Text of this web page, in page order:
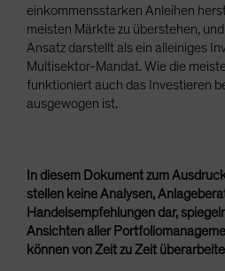
einkommensstarken Anleihen
meisten Märkte zu überstehen,
Ansatz darstellt als ein alleiniges
Multisektor-Mandat. Wie die
funktioniert auch das Investieren
ausgewogen ist.
In diesem Dokument zum
stellen keine Analysen,
Handelsempfehlungen dar,
Ansichten aller
können von Zeit zu Zeit